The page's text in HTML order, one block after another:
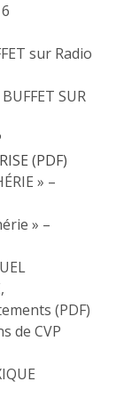
sur Radio
SUR
(PDF)
» –
» –
(PDF)
de CVP